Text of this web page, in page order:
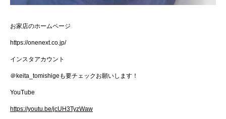
お家店のホームページ
https://onenext.co.jp/
インスタアカウント
＠keita_tomishige も要チェックお願いします！
YouTube
https://youtu.be/jcUH3TyzWaw